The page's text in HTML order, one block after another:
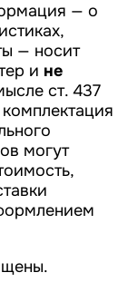
— о
— носит
и не
ст. 437
могут